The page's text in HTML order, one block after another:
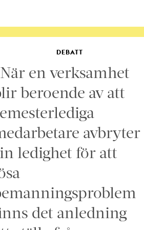
DEBATT
en verksamhet
beroende av att
avbryter
ledighet för att
det anledning